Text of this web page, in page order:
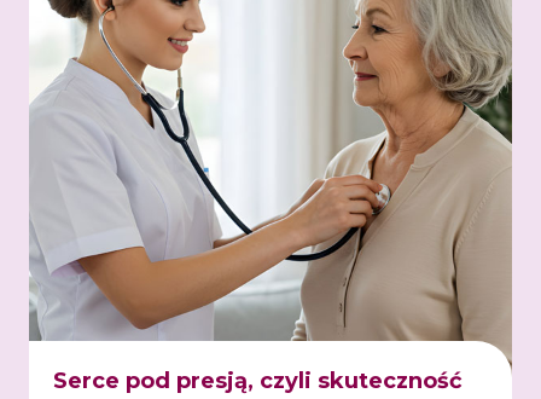
Serce pod presją, czyli skuteczność